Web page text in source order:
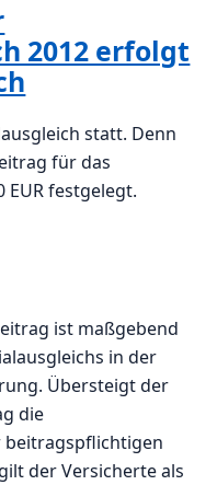
2012 erfolgt
statt. Denn
für das
EUR festgelegt.
ist maßgebend
in der
Übersteigt der
die
beitragspflichtigen
der Versicherte als